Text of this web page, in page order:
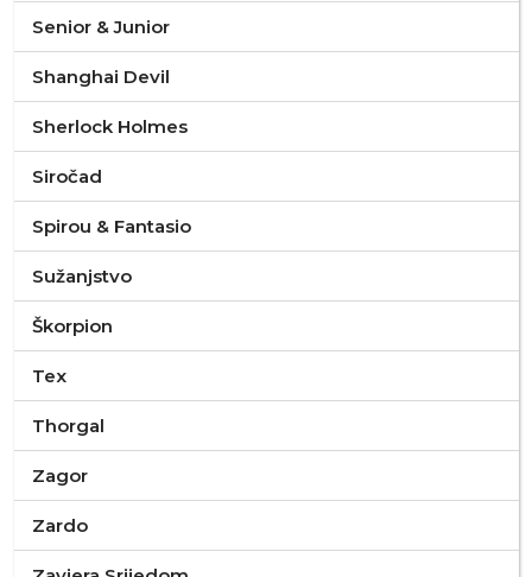
Senior & Junior
Shanghai Devil
Sherlock Holmes
Siročad
Spirou & Fantasio
Sužanjstvo
Škorpion
Tex
Thorgal
Zagor
Zardo